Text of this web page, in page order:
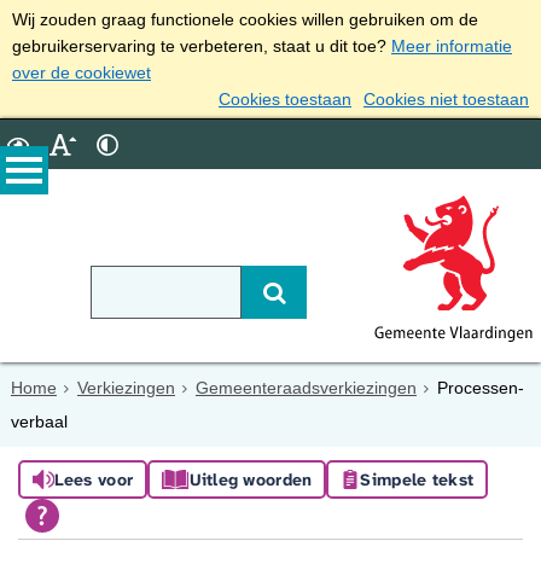
Wij zouden graag functionele cookies willen gebruiken om de
gebruikerservaring te verbeteren, staat u dit toe? Meer informatie
over de cookiewet
Cookies toestaan
Cookies niet toestaan
Home Verkiezingen Gemeenteraadsverkiezingen
Processen-
verbaal
Lees voor Uitleg woorden Simpele tekst